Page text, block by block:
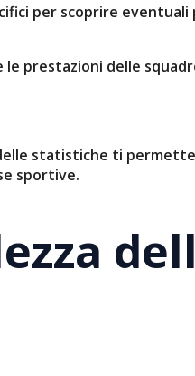
per scoprire
le prestazioni delle
statistiche ti
sportive.